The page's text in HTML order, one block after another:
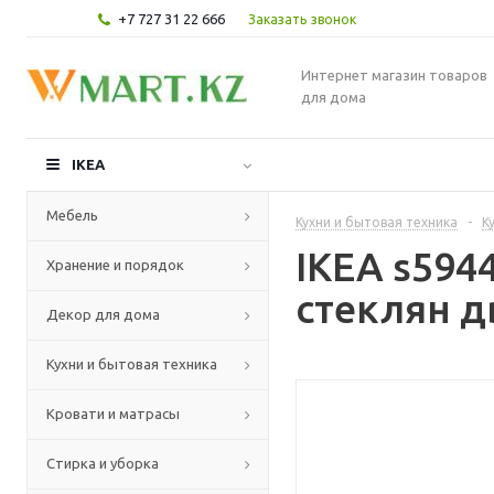
+7 727 31 22 666 Заказать звонок
Интернет магазин товаров
для дома
IKEA
Мебель
Хранение и порядок
Декор для дома
Кухни и бытовая техника
Кровати и матрасы
Стирка и уборка
Кухни и бытовая техника -
IKEA
стеклян